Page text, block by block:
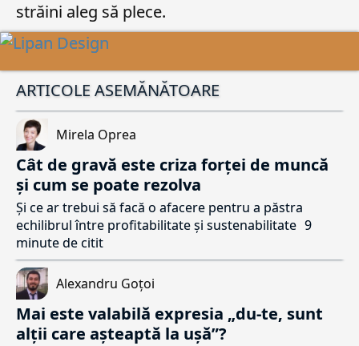
străini aleg să plece.
ARTICOLE ASEMĂNĂTOARE
Mirela Oprea
Cât de gravă este criza forței de muncă
și cum se poate rezolva
Și ce ar trebui să facă o afacere pentru a păstra
echilibrul între profitabilitate și sustenabilitate 9
minute de citit
Alexandru Goțoi
Mai este valabilă expresia „du-te, sunt
alții care așteaptă la ușă”?